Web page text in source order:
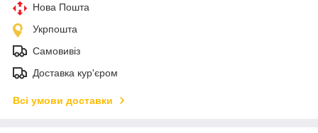
Нова Пошта
Укрпошта
Самовивіз
Доставка кур'єром
Всі умови доставки